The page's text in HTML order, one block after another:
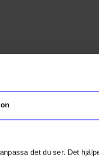
det du ser. Det
kr 1 299kr
10%